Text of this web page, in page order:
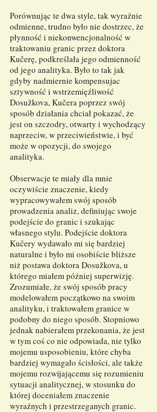
Porównując te dwa style, tak wyraźnie
odmienne, trudno było nie dostrzec, że
płynność i niekonwencjonalność w
traktowaniu granic przez doktora
Kučerę, podkreślała jego odmienność
od jego analityka. Było to tak jak
gdyby nadmiernie kompensujac
sztywność i wstrzemięźliwość
Dosužkova, Kučera poprzez swój
sposób działania chciał pokazać, że
jest on szczodry, otwarty i wychodzący
naprzeciw, w przeciwieństwie, i być
może w opozycji, do swojego
analityka.
Obserwacje te miały dla mnie
oczywiście znaczenie, kiedy
wypracowywałem swój sposób
prowadzenia analiz, definiując swoje
podejście do granic i szukając
własnego stylu. Podejście doktora
Kučery wydawało mi się bardziej
naturalne i było mi osobiście bliższe
niż postawa doktora Dosužkova, u
którego miałem później superwizję.
Zrozumiałe, że swój sposób pracy
modelowałem początkowo na swoim
analityku, i traktowałem granice w
podobny do niego sposób. Stopniowo
jednak nabierałem przekonania, że jest
w tym coś co nie odpowiada, nie tylko
mojemu usposobieniu, które chyba
bardziej wymagało ścisłości, ale także
mojemu rozwijającemu się rozumieniu
sytuacji analitycznej, w stosunku do
której doceniałem znaczenie
wyraźnych i przestrzeganych granic.